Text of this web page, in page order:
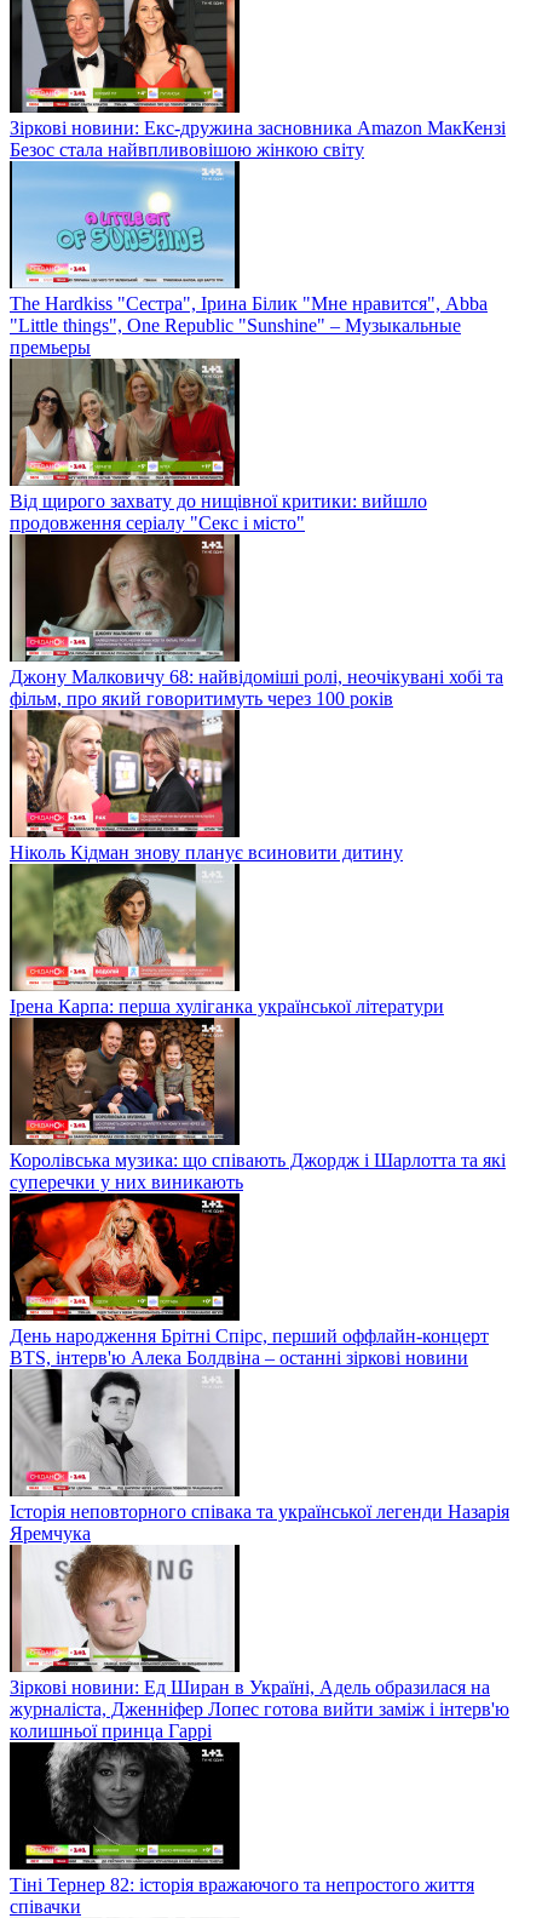
Зіркові новини: Екс-дружина засновника Amazon МакКензі
Безос стала найвпливовішою жінкою світу
The Hardkiss "Сестра", Ірина Білик "Мне нравится", Abba
"Little things", One Republic "Sunshine" – Музыкальные
премьеры
Від щирого захвату до нищівної критики: вийшло
продовження серіалу "Секс і місто"
Джону Малковичу 68: найвідоміші ролі, неочікувані хобі та
фільм, про який говоритимуть через 100 років
Ніколь Кідман знову планує всиновити дитину
Ірена Карпа: перша хуліганка української літератури
Королівська музика: що співають Джордж і Шарлотта та які
суперечки у них виникають
День народження Брітні Спірс, перший оффлайн-концерт
BTS, інтерв'ю Алека Болдвіна – останні зіркові новини
Історія неповторного співака та української легенди Назарія
Яремчука
Зіркові новини: Ед Ширан в Україні, Адель образилася на
журналіста, Дженніфер Лопес готова вийти заміж і інтерв'ю
колишньої принца Гаррі
Тіні Тернер 82: історія вражаючого та непростого життя
співачки